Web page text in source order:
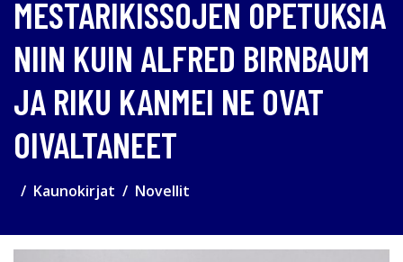
MESTARIKISSOJEN OPETUKSIA
NIIN KUIN ALFRED BIRNBAUM
JA RIKU KANMEI NE OVAT
OIVALTANEET
Kaunokirjat Novellit